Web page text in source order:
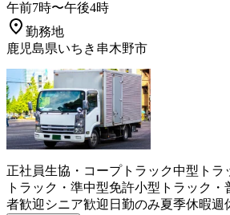
午前7時〜午後4時
勤務地
鹿児島県いちき串木野市
正社員生協・コープ トラック中型トラ
トラック・準中型免許小型トラック・
者歓迎 シニア歓迎 日勤のみ夏季休暇週